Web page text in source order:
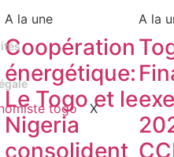
X
A la une
Coopération
énergétique:
Le Togo et le
Nigeria
consolident
A la